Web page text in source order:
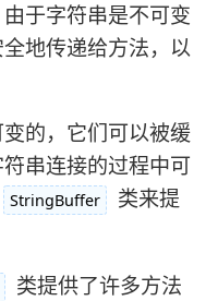
于字符串是不可变
地传递给方法，以
的，它们可以被缓
串连接的过程中可
StringBuffer
类来提
类提供了许多方法